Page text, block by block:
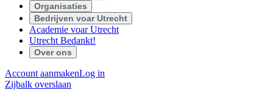
Organisaties
Bedrijven voar Utrecht
Academie voar Utrecht
Utrecht Bedankt!
Over ons
Account aanmakenLog in
Zijbalk overslaan